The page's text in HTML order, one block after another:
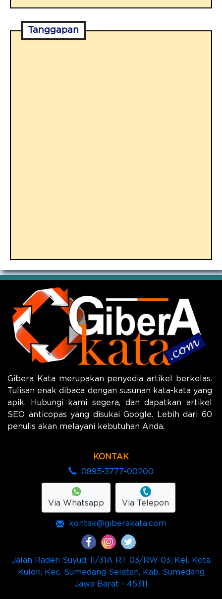
Tanggapan
Gibera Kata merupakan penyedia artikel berkelas.
Tulisan enak dibaca dengan susunan kata-kata yang
apik. Hubungi kami segera, dan dapatkan artikel
SEO anticopas yang disukai Google. Lebih dari 60
penulis akan melayani kebutuhan Anda.
KONTAK
0895-3777-00200
Via Whatsapp Via Telepon
kontak@giberakata.com
Jalan Raden Suyud, II/31A RT 03/RW 03, Kel. Kota
Kulon, Kec. Sumedang Selatan, Kab. Sumedang
Jawa Barat - 45311